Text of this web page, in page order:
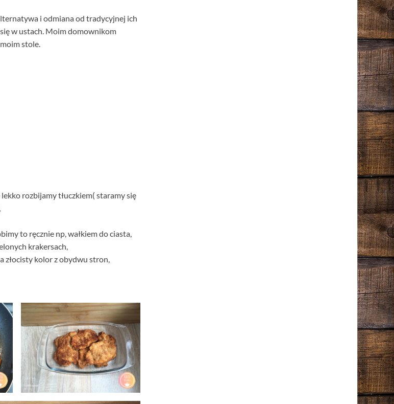
i odmiana od tradycyjnej ich
w ustach. Moim domownikom
stole.
rozbijamy tłuczkiem( staramy się
to ręcznie np, wałkiem do ciasta,
krakersach,
złocisty kolor z obydwu stron,